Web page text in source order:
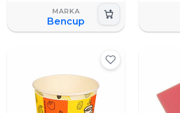
Bencup